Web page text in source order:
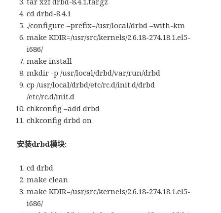
cd drbd-8.4.1
./configure –prefix=/usr/local/drbd –with-km
make KDIR=/usr/src/kernels/2.6.18-274.18.1.el5-
i686/
make install
mkdir -p /usr/local/drbd/var/run/drbd
cp /usr/local/drbd/etc/rc.d/init.d/drbd
/etc/rc.d/init.d
chkconfig –add drbd
chkconfig drbd on
安装drbd模块:
cd drbd
make clean
make KDIR=/usr/src/kernels/2.6.18-274.18.1.el5-
i686/